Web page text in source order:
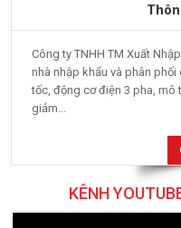
Công ty TNHH TM Xuất
nhà nhập khẩu và phân
tốc, động cơ điện 3 pha, mô
giảm...
KÊNH